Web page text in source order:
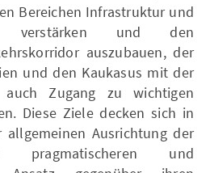
Bereichen Infrastruktur und
verstärken und den
auszubauen, der
und den Kaukasus mit der
Zugang zu wichtigen
Diese Ziele decken sich in
Ausrichtung der
und